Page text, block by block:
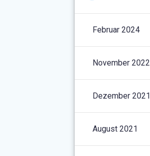
Februar 2024
November 2022
Dezember 2021
August 2021